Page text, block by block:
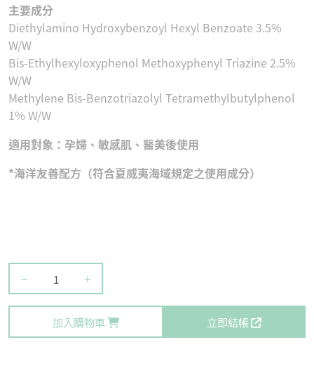
主要成分
Diethylamino Hydroxybenzoyl Hexyl Benzoate 3.5%
W/W
Bis-Ethylhexyloxyphenol Methoxyphenyl Triazine 2.5%
W/W
Methylene Bis-Benzotriazolyl Tetramethylbutylphenol
1% W/W
適用對象：孕婦、敏感肌、醫美後使用
*海洋友善配方（符合夏威夷海域規定之使用成分）
− +
加入購物車 立即結帳